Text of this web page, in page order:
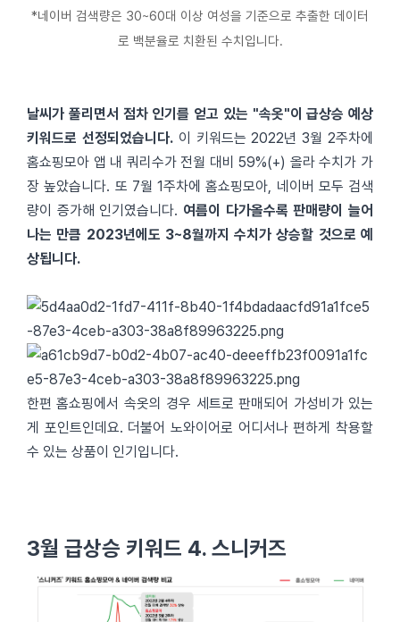
*네이버 검색량은 30~60대 이상 여성을 기준으로 추출한 데이터
로 백분율로 치환된 수치입니다.
날씨가 풀리면서 점차 인기를 얻고 있는 "속옷"이 급상승 예상
키워드로 선정되었습니다.이 키워드는 2022년 3월 2주차에
홈쇼핑모아 앱 내 쿼리수가 전월 대비 59%(+) 올라 수치가 가
장 높았습니다. 또 7월 1주차에 홈쇼핑모아, 네이버 모두 검색
량이 증가해 인기였습니다. 여름이 다가올수록 판매량이 늘어
나는 만큼 2023년에도 3~8월까지 수치가 상승할 것으로 예
상됩니다.
한편 홈쇼핑에서 속옷의 경우 세트로 판매되어 가성비가 있는
게 포인트인데요. 더불어 노와이어로 어디서나 편하게 착용할
수 있는 상품이 인기입니다.
3월 급상승 키워드 4. 스니커즈